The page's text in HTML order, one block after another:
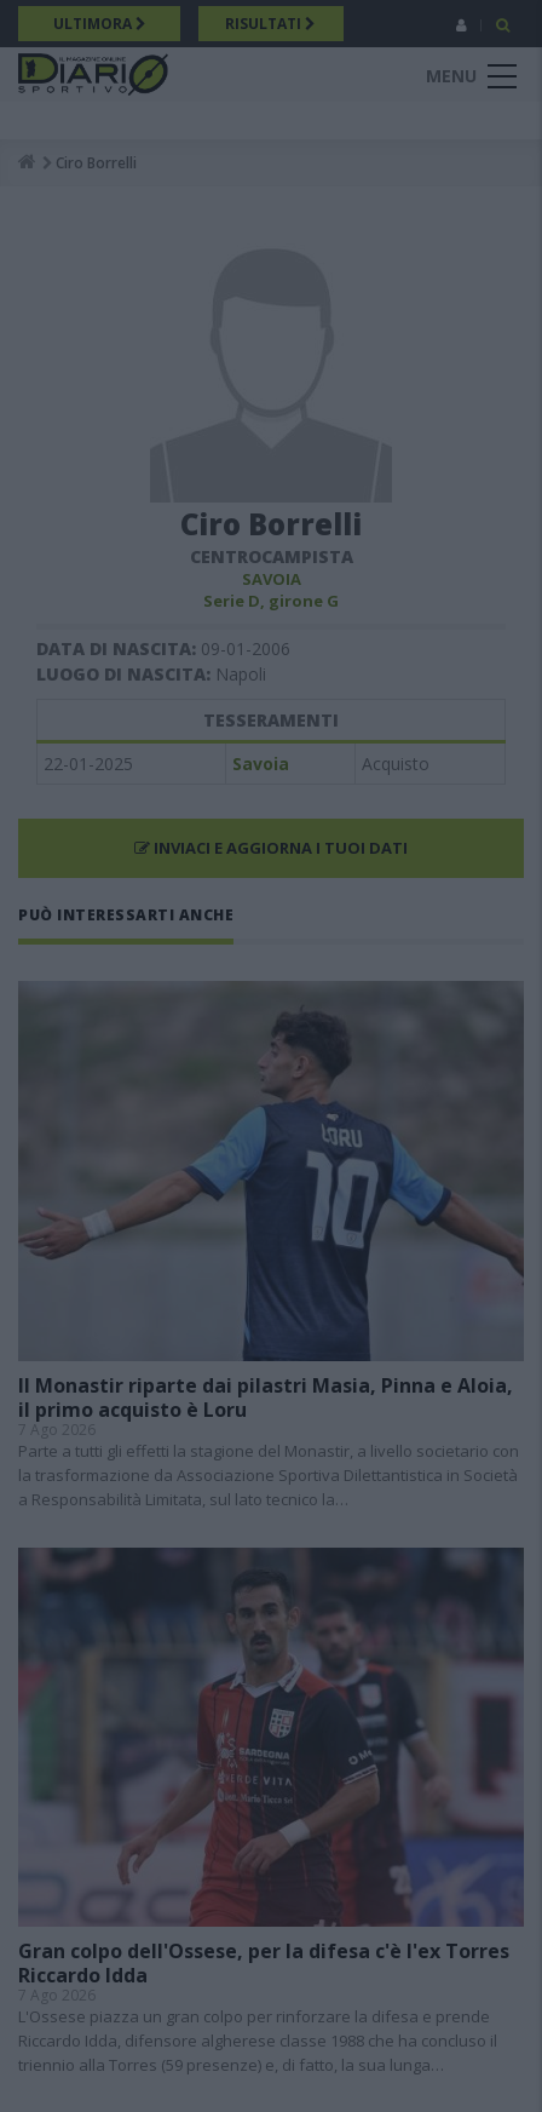
Salta
al
contenuto
principale
ULTIMORA RISULTATI
MENU
Breadcrumb
Ciro Borrelli
Ciro Borrelli
CENTROCAMPISTA
SAVOIA
Serie D, girone G
DATA DI NASCITA: 09-01-2006
LUOGO DI NASCITA: Napoli
TESSERAMENTI
22-01-2025
Savoia Acquisto
INVIACI E AGGIORNA I TUOI DATI
PUÒ INTERESSARTI ANCHE
Il Monastir riparte dai pilastri Masia, Pinna e Aloia,
il primo acquisto è Loru
7 Ago 2026
Parte a tutti gli effetti la stagione del Monastir, a livello societario con
la trasformazione da Associazione Sportiva Dilettantistica in Società
a Responsabilità Limitata, sul lato tecnico la…
Gran colpo dell'Ossese, per la difesa c'è l'ex Torres
Riccardo Idda
7 Ago 2026
L'Ossese piazza un gran colpo per rinforzare la difesa e prende
Riccardo Idda, difensore algherese classe 1988 che ha concluso il
triennio alla Torres (59 presenze) e, di fatto, la sua lunga…